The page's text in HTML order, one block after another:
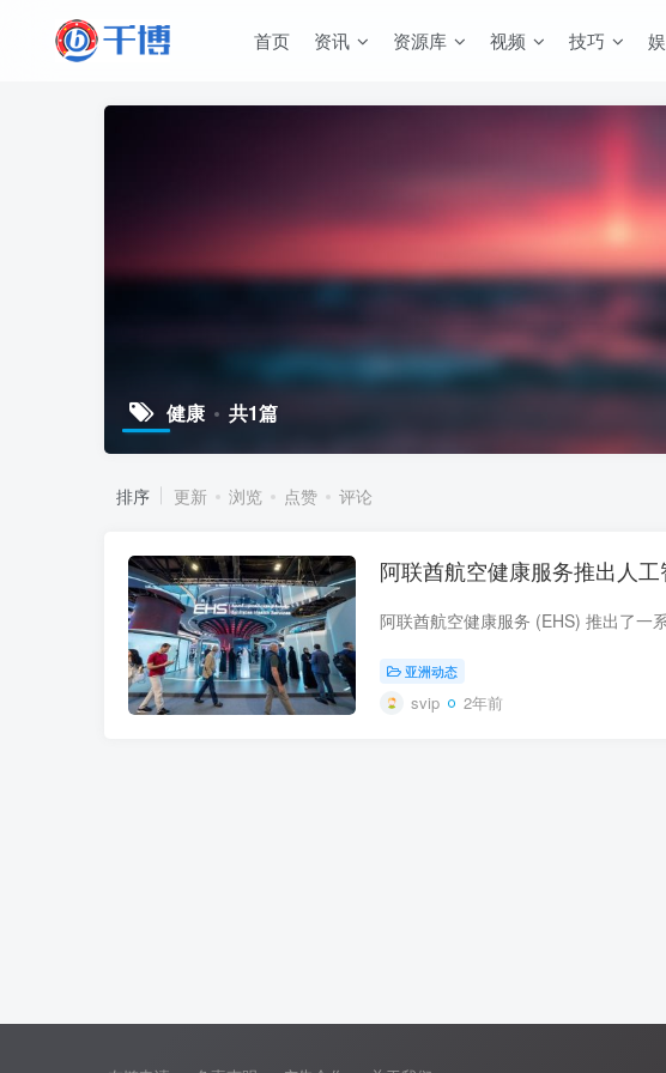
首页 资讯 资源库 视频 技巧
健康 共1篇
排序 更新 浏览 点赞 评论
阿联酋航空健康服务推出人
亚洲动态
svip 2年前